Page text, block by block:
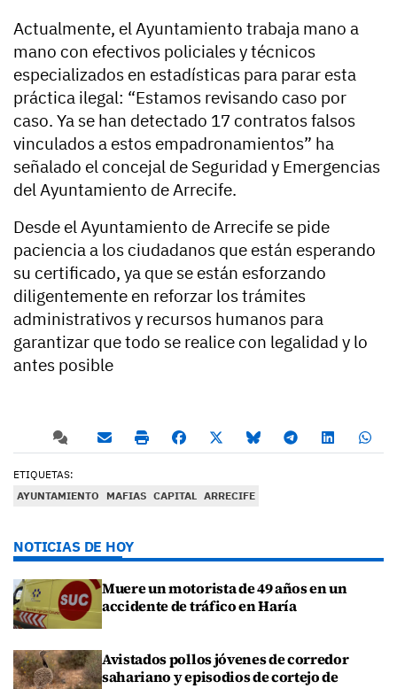
Actualmente, el Ayuntamiento trabaja mano a
mano con efectivos policiales y técnicos
especializados en estadísticas para parar esta
práctica ilegal: “Estamos revisando caso por
caso. Ya se han detectado 17 contratos falsos
vinculados a estos empadronamientos” ha
señalado el concejal de Seguridad y Emergencias
del Ayuntamiento de Arrecife.
Desde el Ayuntamiento de Arrecife se pide
paciencia a los ciudadanos que están esperando
su certificado, ya que se están esforzando
diligentemente en reforzar los trámites
administrativos y recursos humanos para
garantizar que todo se realice con legalidad y lo
antes posible
ETIQUETAS:
AYUNTAMIENTO
MAFIAS CAPITAL ARRECIFE
NOTICIAS DE HOY
Muere un motorista de 49 años en un
accidente de tráfico en Haría
Avistados pollos jóvenes de corredor
sahariano y episodios de cortejo de